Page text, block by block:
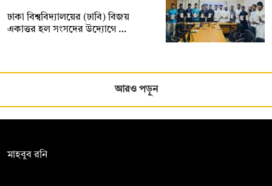
ঢাকা বিশ্ববিদ্যালয়ের (ঢাবি) বিজয়
একাত্তর হল সংসদের উদ্যোগে …
আরও পড়ুন
মাহবুব রনি